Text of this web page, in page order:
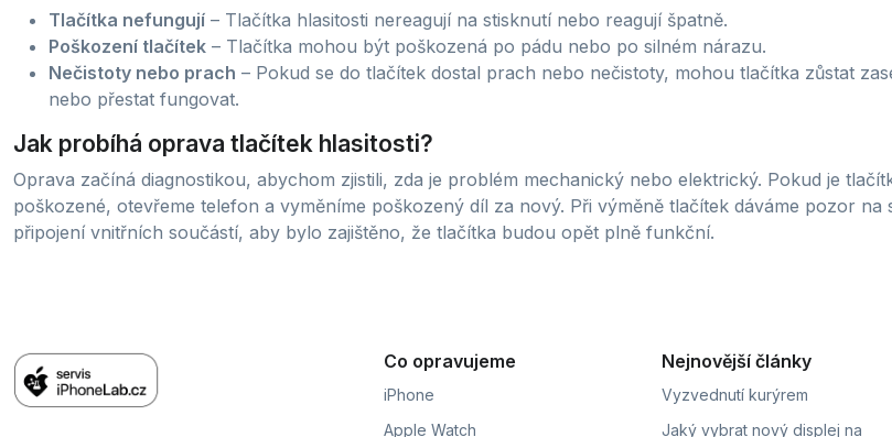
Tlačítka nefungují – Tlačítka hlasitosti nereagují na stisknutí nebo reagují špatně.
Poškození tlačítek – Tlačítka mohou být poškozená po pádu nebo po silném nárazu.
Nečistoty nebo prach – Pokud se do tlačítek dostal prach nebo nečistoty, mohou tlačítka zůstat
nebo přestat fungovat.
Jak probíhá oprava tlačítek hlasitosti?
Oprava začíná diagnostikou, abychom zjistili, zda je problém mechanický nebo elektrický. Pokud je
poškozené, otevřeme telefon a vyměníme poškozený díl za nový. Při výměně tlačítek dáváme pozor na
připojení vnitřních součástí, aby bylo zajištěno, že tlačítka budou opět plně funkční.
Co opravujeme
iPhone
Apple Watch
Nejnovější články
Vyzvednutí kurýrem
Jaký vybrat nový displej na